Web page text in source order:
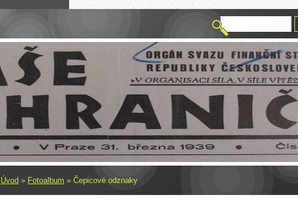
Úvod » Fotoalbum » Čepicové odznaky